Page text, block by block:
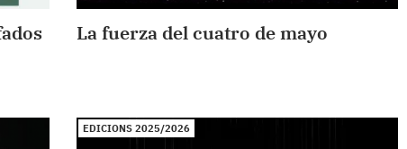
La fuerza del cuatro de mayo
EDICIONS 2025/2026